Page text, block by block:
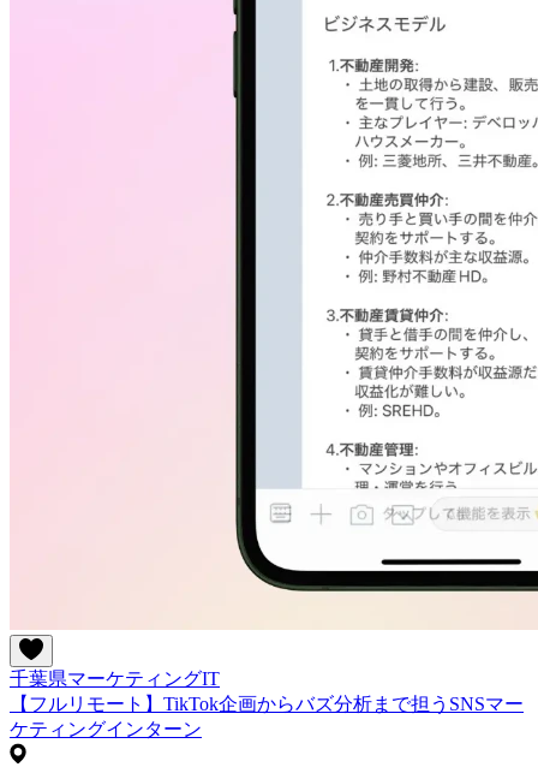
千葉県マーケティングIT
【フルリモート】TikTok企画からバズ分析まで担うSNSマー
ケティングインターン